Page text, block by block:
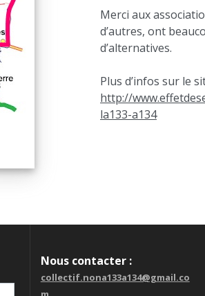
Merci aux
d’autres, ont
d’alternatives.
Plus d’infos sur le
http://
la133-a134
Nous contacter :
collectif.nona133a134@gmail.co